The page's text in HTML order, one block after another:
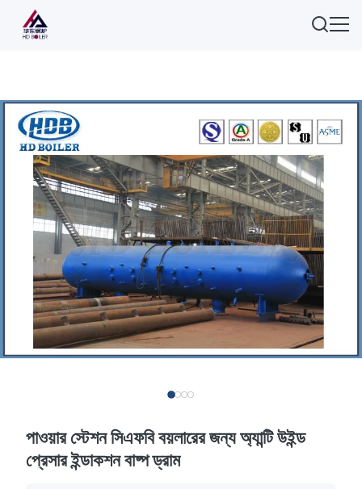
পাওয়ার স্টেশন সিএফবি বয়লারের জন্য অ্যান্টি উইন্ড
প্রেসার ইন্ডাকশন বাষ্প ড্রাম